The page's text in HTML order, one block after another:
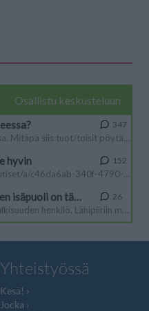
Yhteistyössä
Kesä!
Jocka